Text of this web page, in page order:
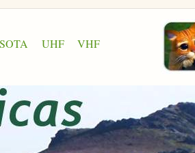
SOTA UHF VHF